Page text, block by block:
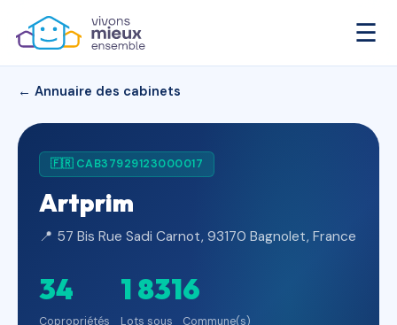
☰
← Annuaire des cabinets
🇫🇷 CAB37929123000017
Artprim
📍 57 Bis Rue Sadi Carnot, 93170 Bagnolet, France
34
Copropriétés
1 831
Lots sous
6
Commune(s)